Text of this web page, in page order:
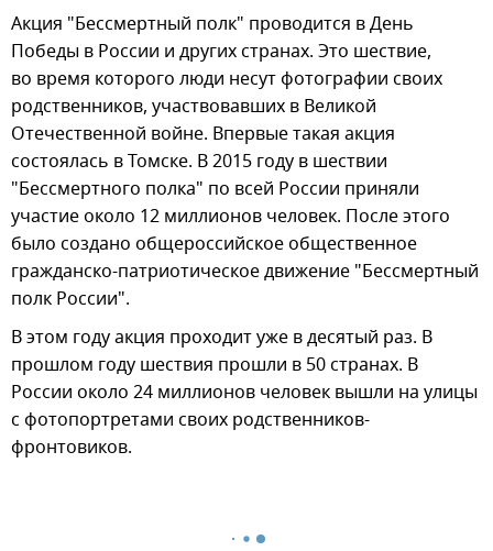
Акция "Бессмертный полк" проводится в День
Победы в России и других странах. Это шествие,
во время которого люди несут фотографии своих
родственников, участвовавших в Великой
Отечественной войне. Впервые такая акция
состоялась в Томске. В 2015 году в шествии
"Бессмертного полка" по всей России приняли
участие около 12 миллионов человек. После этого
было создано общероссийское общественное
гражданско-патриотическое движение "Бессмертный
полк России".
В этом году акция проходит уже в десятый раз. В
прошлом году шествия прошли в 50 странах. В
России около 24 миллионов человек вышли на улицы
с фотопортретами своих родственников-
фронтовиков.